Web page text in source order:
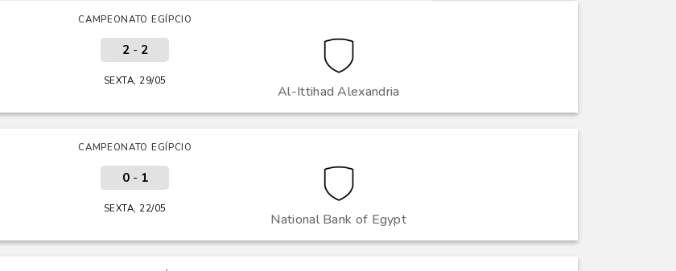
CAMPEONATO EGÍPCIO
Al-Ittihad Alexandria
2- 2
SEXTA, 29/05
CAMPEONATO EGÍPCIO
National Bank of Egypt
0- 1
SEXTA, 22/05